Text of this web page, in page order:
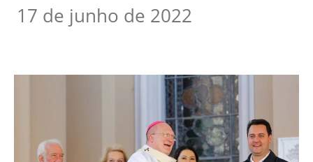
17 de junho de 2022